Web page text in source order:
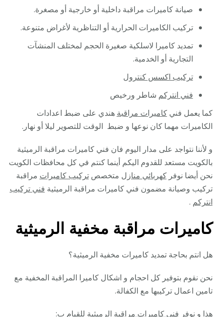
صيانة كاميرات مراقبة داخلية أو خارجية أو مصغرة.
تركيب الكاميرات الحرارية أو التناظرية لأغراض متنوعة.
تمديد كاميرا لاسلكية صغيرة الحجم لمختلف المنشآت
التجارية أو الخدمية.
تركيب اكسس كنترول
فني انتركم شاطر ورخيص
كما يعمل فنيكاميرات مراقبة هندي على ضبط اعدادات
الكاميرات مهما كان نوعها و ضبط الوقت للتصوير ليلا أو نهار.
و لأننا نتواجد على مدار اليوم فان فني كاميرات مراقبة الرميثية
بالكويت مستعد للقدوم اليكم أينما كنتم في كل محافظات الكويت
نحن أيضا نوفركهربائي منازل متخصصتركيب كاميرات مراقبة
تركيب وصيانة مضمون فني كاميرات مراقبة الرميثية فني تركيب
انتركم .
كاميرات مراقبة مخفية الرميثية
هل انتم بحاجة تمديد كاميرات مخفية الرميثية؟
نحن نقوم بتوفير كل احجام و اشكال كاميرا المراقبة المخفية مع
تامين اعمال تركيبها مع الكفالة.
هذا و نوفر فني كاميرات مراقبة الرميثية للقيام ب: